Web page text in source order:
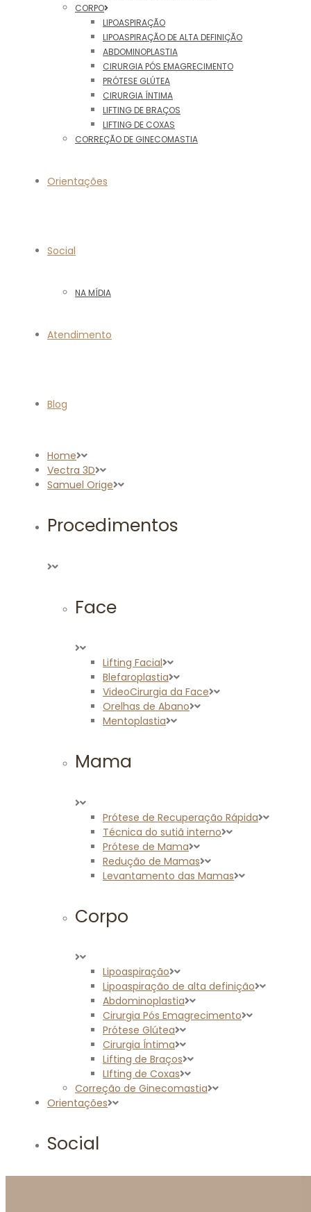
CORPO
LIPOASPIRAÇÃO
LIPOASPIRAÇÃO DE ALTA DEFINIÇÃO
ABDOMINOPLASTIA
CIRURGIA PÓS EMAGRECIMENTO
PRÓTESE GLÚTEA
CIRURGIA ÍNTIMA
LIFTING DE BRAÇOS
LIFTING DE COXAS
CORREÇÃO DE GINECOMASTIA
Orientações
Social
NA MÍDIA
Atendimento
Blog
Home
Vectra 3D
Samuel Orige
Procedimentos
Face
Lifting Facial
Blefaroplastia
VideoCirurgia da Face
Orelhas de Abano
Mentoplastia
Mama
Prótese de Recuperação Rápida
Técnica do sutiã interno
Prótese de Mama
Redução de Mamas
Levantamento das Mamas
Corpo
Lipoaspiração
Lipoaspiração de alta definição
Abdominoplastia
Cirurgia Pós Emagrecimento
Prótese Glútea
Cirurgia Íntima
Lifting de Braços
LIfting de Coxas
Correção de Ginecomastia
Orientações
Social